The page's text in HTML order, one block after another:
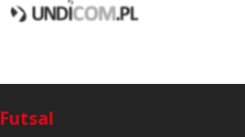
Futsal